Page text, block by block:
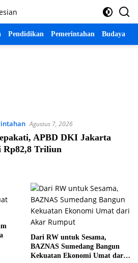
Pendidikan Pemerintahan Budaya
Agustus 7, 2026
APBD DKI Jakarta
Rp82,8 Triliun
Dari RW untuk Sesama,
BAZNAS Sumedang Bangun
Kekuatan Ekonomi Umat dari